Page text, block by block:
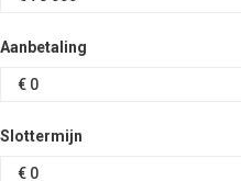
Aanbetaling
Slottermijn